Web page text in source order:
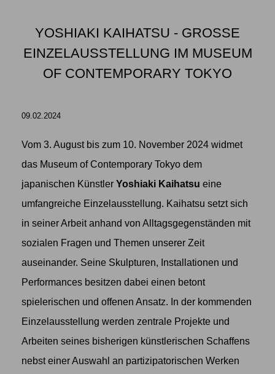
YOSHIAKI KAIHATSU - GROSSE E
INZELAUSSTELLUNG IM MUSEUM O
F CONTEMPORARY TOKYO
09.02.2024
Vom 3. August bis zum 10. November 2024 widmet
das Museum of Contemporary Tokyo dem
japanischen Künstler Yoshiaki Kaihatsu eine
umfangreiche Einzelausstellung. Kaihatsu setzt sich
in seiner Arbeit anhand von Alltagsgegenständen mit
sozialen Fragen und Themen unserer Zeit
auseinander. Seine Skulpturen, Installationen und
Performances besitzen dabei einen betont
spielerischen und offenen Ansatz. In der kommenden
Einzelausstellung werden zentrale Projekte und
Arbeiten seines bisherigen künstlerischen Schaffens
nebst einer Auswahl an partizipatorischen Werken